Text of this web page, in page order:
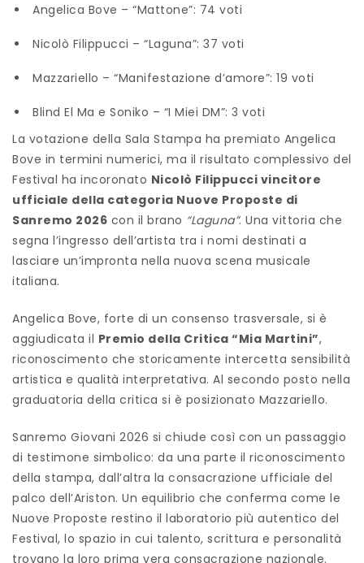
Angelica Bove – “Mattone”: 74 voti
Nicolò Filippucci – “Laguna”: 37 voti
Mazzariello – “Manifestazione d’amore”: 19 voti
Blind El Ma e Soniko – “I Miei DM”: 3 voti
La votazione della Sala Stampa ha premiato Angelica
Bove in termini numerici, ma il risultato complessivo del
Festival ha incoronato Nicolò Filippucci vincitore
ufficiale della categoria Nuove Proposte di
Sanremo 2026 con il brano “Laguna”. Una vittoria che
segna l’ingresso dell’artista tra i nomi destinati a
lasciare un’impronta nella nuova scena musicale
italiana.
Angelica Bove, forte di un consenso trasversale, si è
aggiudicata il Premio della Critica “Mia Martini”,
riconoscimento che storicamente intercetta sensibilità
artistica e qualità interpretativa. Al secondo posto nella
graduatoria della critica si è posizionato Mazzariello.
Sanremo Giovani 2026 si chiude così con un passaggio
di testimone simbolico: da una parte il riconoscimento
della stampa, dall’altra la consacrazione ufficiale del
palco dell’Ariston. Un equilibrio che conferma come le
Nuove Proposte restino il laboratorio più autentico del
Festival, lo spazio in cui talento, scrittura e personalità
trovano la loro prima vera consacrazione nazionale.